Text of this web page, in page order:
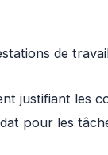
de
justifiant les
pour les